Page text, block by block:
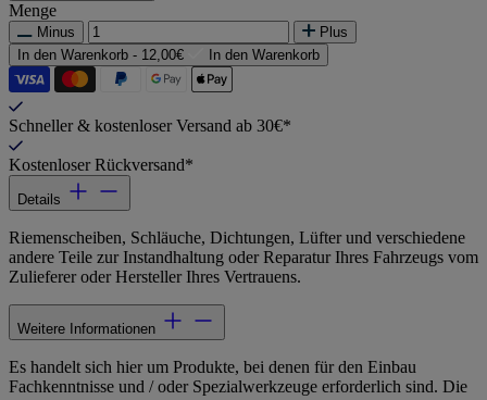
Menge
Minus
Plus
In den Warenkorb - 12,00€ In den Warenkorb
Schneller & kostenloser Versand ab 30€*
Kostenloser Rückversand*
Details
Riemenscheiben, Schläuche, Dichtungen, Lüfter und verschiedene
andere Teile zur Instandhaltung oder Reparatur Ihres Fahrzeugs vom
Zulieferer oder Hersteller Ihres Vertrauens.
Weitere Informationen
Es handelt sich hier um Produkte, bei denen für den Einbau
Fachkenntnisse und / oder Spezialwerkzeuge erforderlich sind. Die